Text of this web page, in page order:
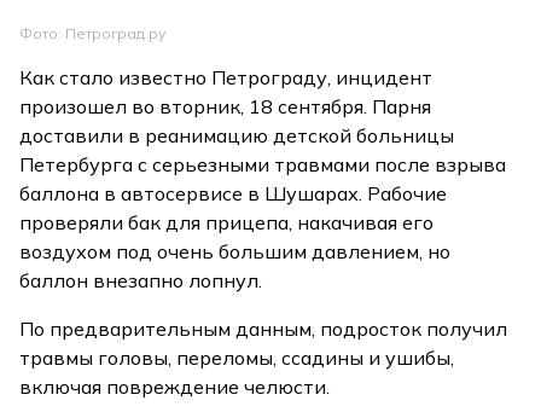
Фото: Петроград.ру
Как стало известно Петрограду, инцидент
произошел во вторник, 18 сентября. Парня
доставили в реанимацию детской больницы
Петербурга с серьезными травмами после взрыва
баллона в автосервисе в Шушарах. Рабочие
проверяли бак для прицепа, накачивая его
воздухом под очень большим давлением, но
баллон внезапно лопнул.
По предварительным данным, подросток получил
травмы головы, переломы, ссадины и ушибы,
включая повреждение челюсти.